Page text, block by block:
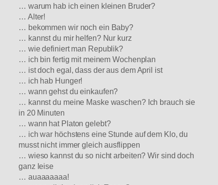
… warum hab ich einen kleinen Bruder?
… Alter!
… bekommen wir noch ein Baby?
… kannst du mir helfen? Nur kurz
… wie definiert man Republik?
… ich bin fertig mit meinem Wochenplan
… ist doch egal, dass der aus dem April ist
… ich hab Hunger!
… wann gehst du einkaufen?
… kannst du meine Maske waschen? Ich brauch sie
in 20 Minuten
… wann hat Platon gelebt?
… ich war höchstens eine Stunde auf dem Klo, du
musst nicht immer gleich ausflippen
… wieso kannst du so nicht arbeiten? Wir sind doch
ganz leise
… auaaaaaaa!